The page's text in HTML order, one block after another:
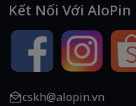
Kết Nối Với AloPin
cskh@alopin.vn